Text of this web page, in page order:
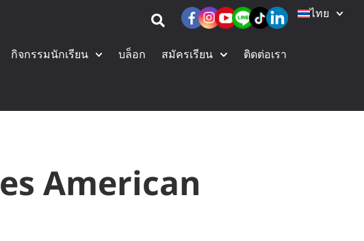
ไทย
กิจกรรมนักเรียน บล็อก สมัครเรียน ติดต่อเรา
American